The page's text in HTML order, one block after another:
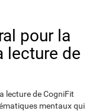
pour la
lecture de
lecture de CogniFit
mentaux qui